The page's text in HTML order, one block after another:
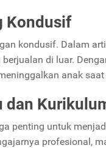
Kondusif
kondusif. Dalam
di luar.
anak
penting untuk
profesional,